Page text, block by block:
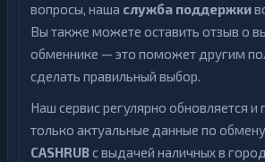
вопросы, наша служба поддержки
Вы также можете оставить отзыв о
обменнике — это поможет другим
сделать правильный выбор.
Наш сервис регулярно обновляется и
только актуальные данные по обмену
CASHRUBс выдачей наличных в